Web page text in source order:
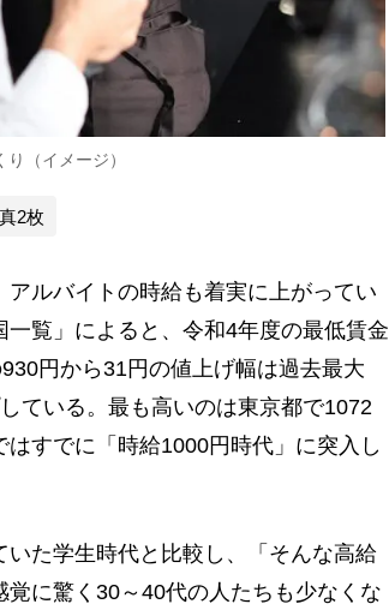
（イメージ）
2枚
ルバイトの時給も着実に上がってい
覧」によると、令和4年度の最低賃金
円から31円の値上げ幅は過去最大
ている。最も高いのは東京都で1072
すでに「時給1000円時代」に突入し
た学生時代と比較し、「そんな高給
に驚く30～40代の人たちも少なくな